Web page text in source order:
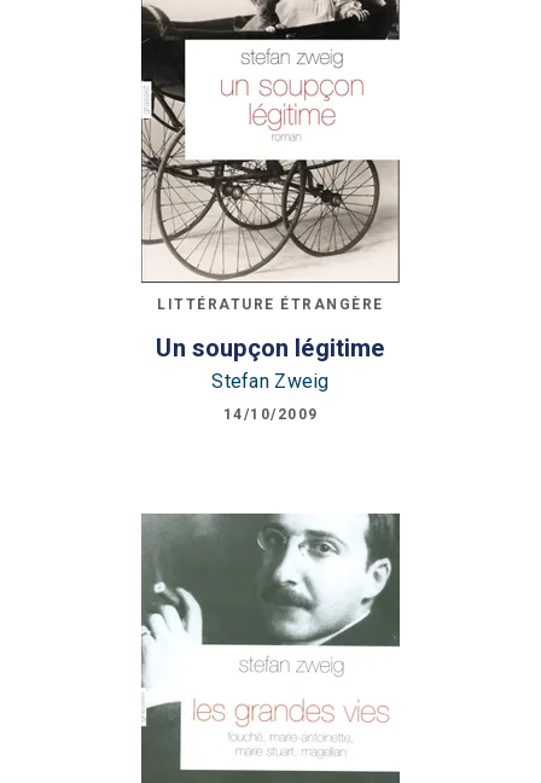
LITTÉRATURE ÉTRANGÈRE
Un soupçon légitime
Stefan Zweig
14/10/2009